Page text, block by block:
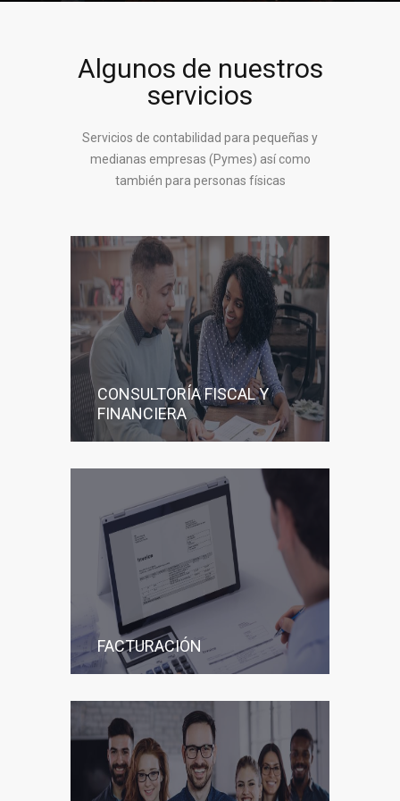
Algunos de nuestros
servicios
Servicios de contabilidad para pequeñas y
medianas empresas (Pymes) así como
también para personas físicas
CONSULTORÍA FISCAL Y
FINANCIERA
FACTURACIÓN